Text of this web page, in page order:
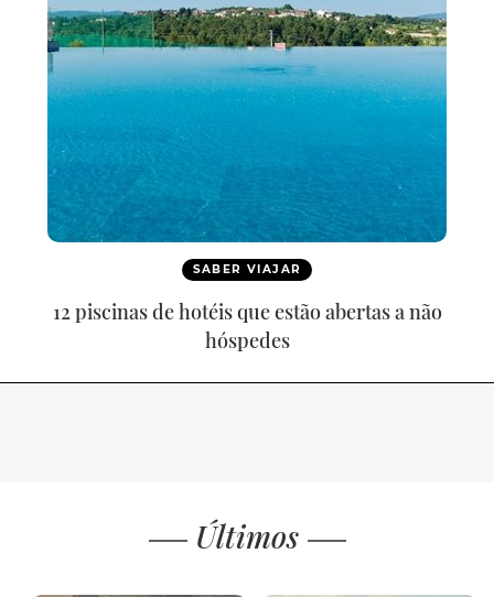
SABER VIAJAR
12 piscinas de hotéis que estão abertas a não
hóspedes
Últimos